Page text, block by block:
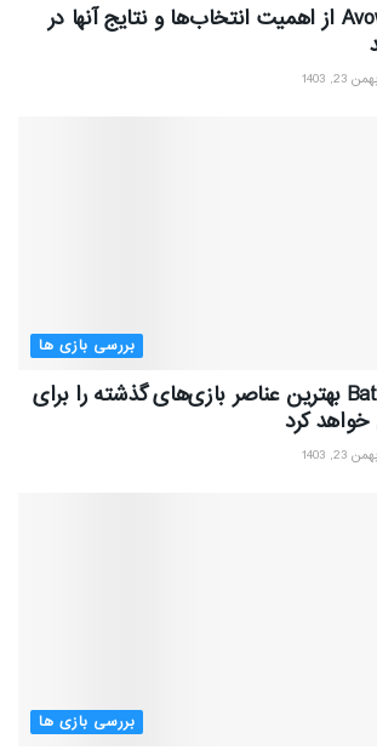
توسعه دهنده Avowed از اهمیت انتخاب‌ها و نتایج آنها در
بهمن 23, 1403
بررسی بازی ها
تیم توسعه Battlefield بهترین عناصر بازی‌های گذشته را برای
کرد
بهمن 23, 1403
بررسی بازی ها